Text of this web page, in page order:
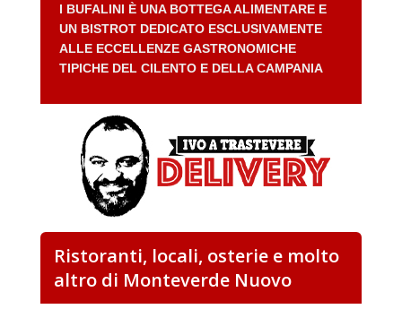
I BUFALINI È UNA BOTTEGA ALIMENTARE E
UN BISTROT DEDICATO ESCLUSIVAMENTE
ALLE ECCELLENZE GASTRONOMICHE
TIPICHE DEL CILENTO E DELLA CAMPANIA
Ristoranti, locali, osterie e molto
altro di Monteverde Nuovo